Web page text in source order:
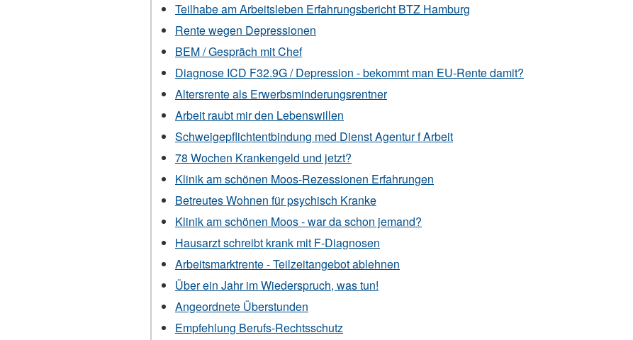
Teilhabe am Arbeitsleben Erfahrungsbericht BTZ Hamburg
Rente wegen Depressionen
BEM / Gespräch mit Chef
Diagnose ICD F32.9G / Depression - bekommt man EU-Rente damit?
Altersrente als Erwerbsminderungsrentner
Arbeit raubt mir den Lebenswillen
Schweigepflichtentbindung med Dienst Agentur f Arbeit
78 Wochen Krankengeld und jetzt?
Klinik am schönen Moos-Rezessionen Erfahrungen
Betreutes Wohnen für psychisch Kranke
Klinik am schönen Moos - war da schon jemand?
Hausarzt schreibt krank mit F-Diagnosen
Arbeitsmarktrente - Teilzeitangebot ablehnen
Über ein Jahr im Wiederspruch, was tun!
Angeordnete Überstunden
Empfehlung Berufs-Rechtsschutz